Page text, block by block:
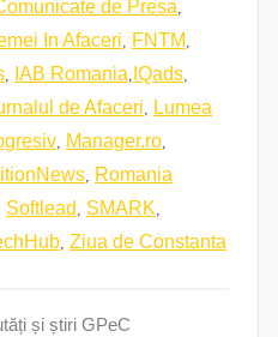
de Presa,
In Afaceri, FNTM,
, IAB Romania, IQads,
de Afaceri, Lumea
, Manager.ro,
, Romania
Softlead, SMARK,
, Ziua de Constanta
și știri GPeC